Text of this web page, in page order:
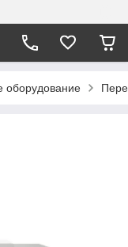
оборудование